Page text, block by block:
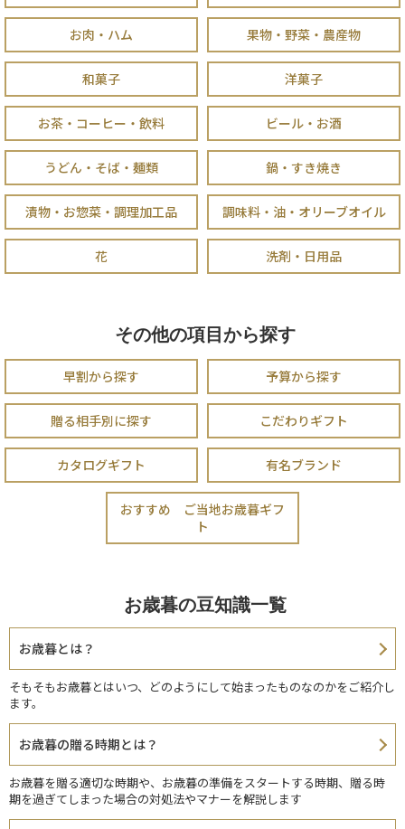
お肉・ハム 果物・野菜・農産物
和菓子 洋菓子
お茶・コーヒー・飲料 ビール・お酒
うどん・そば・麺類 鍋・すき焼き
漬物・お惣菜・調理加工品 調味料・油・オリーブオイル
花 洗剤・日用品
その他の項目から探す
早割から探す 予算から探す
贈る相手別に探す こだわりギフト
カタログギフト 有名ブランド
おすすめ ご当地お歳暮ギフ
ト
お歳暮の豆知識一覧
お歳暮とは？
そもそもお歳暮とはいつ、どのようにして始まったものなのかをご紹介し
ます。
お歳暮の贈る時期とは？
お歳暮を贈る適切な時期や、お歳暮の準備をスタートする時期、贈る時
期を過ぎてしまった場合の対処法やマナーを解説します